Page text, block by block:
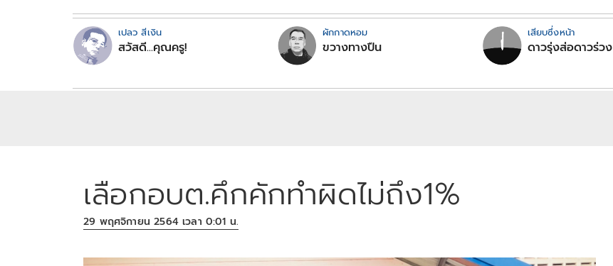
เปลว สีเงิน
สวัสดี...คุณครู!
ผักกาดหอม
ขวางทางปืน
เสียบซึ่งหน้า
ดาวรุ่งส่อดาวร่วง
เลือกอบต.คึกคักทำผิดไม่ถึง1%
29 พฤศจิกายน 2564 เวลา 0:01 น.